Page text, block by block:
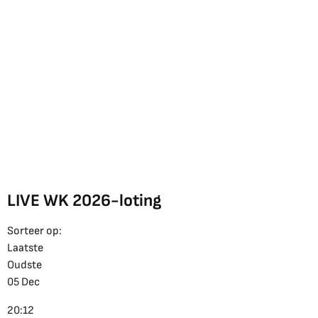
LIVE WK 2026-loting
Sorteer op:
Laatste
Oudste
05 Dec
20:12